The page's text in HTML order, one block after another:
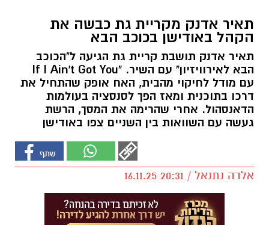
תאיר אדנק מקריית גת כבשה את
הקהל באודישן בכוכב הבא
תאיר אדנק תושבת קריית גת הגיעה ל"הכוכב
הבא לאירוויזיון" עם השיר. "If I Ain't Got You
עם מודל לחיקוי מהבית, האח אופק שהתחיל את
דרכו בתוכנית ומאז הפך לסנסציה בעולמות
הדאנסהול. אחרי שהרימה את המסך, הרשת
געשה עם השוואות בין השניים צפו באודישן
אלדה נתנאל / 20:31 16.11.25